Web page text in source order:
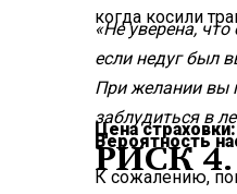
когда косили
«Не уверена,
если недуг был
При желании вы
заблудиться в
Цена
Вероятность
РИСК
К сожалению,